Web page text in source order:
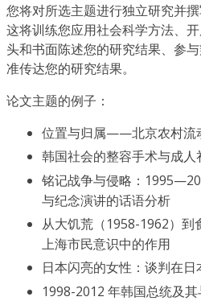
您将对所选主题进行独立研究并撰
这将训练您应用社会科学方法、
头和书面陈述您的研究结果、参
准传达您的研究结果。
论文主题的例子：
位置与归属——北京农村流
韩国社会的整容手术与成
铭记战争与侵略：
与纪念演讲的话语分析
从大饥荒（1958-1962）到
上海市民意识中的作用
日本闪亮的女性：谈判在
1998-2012 年韩国总统及